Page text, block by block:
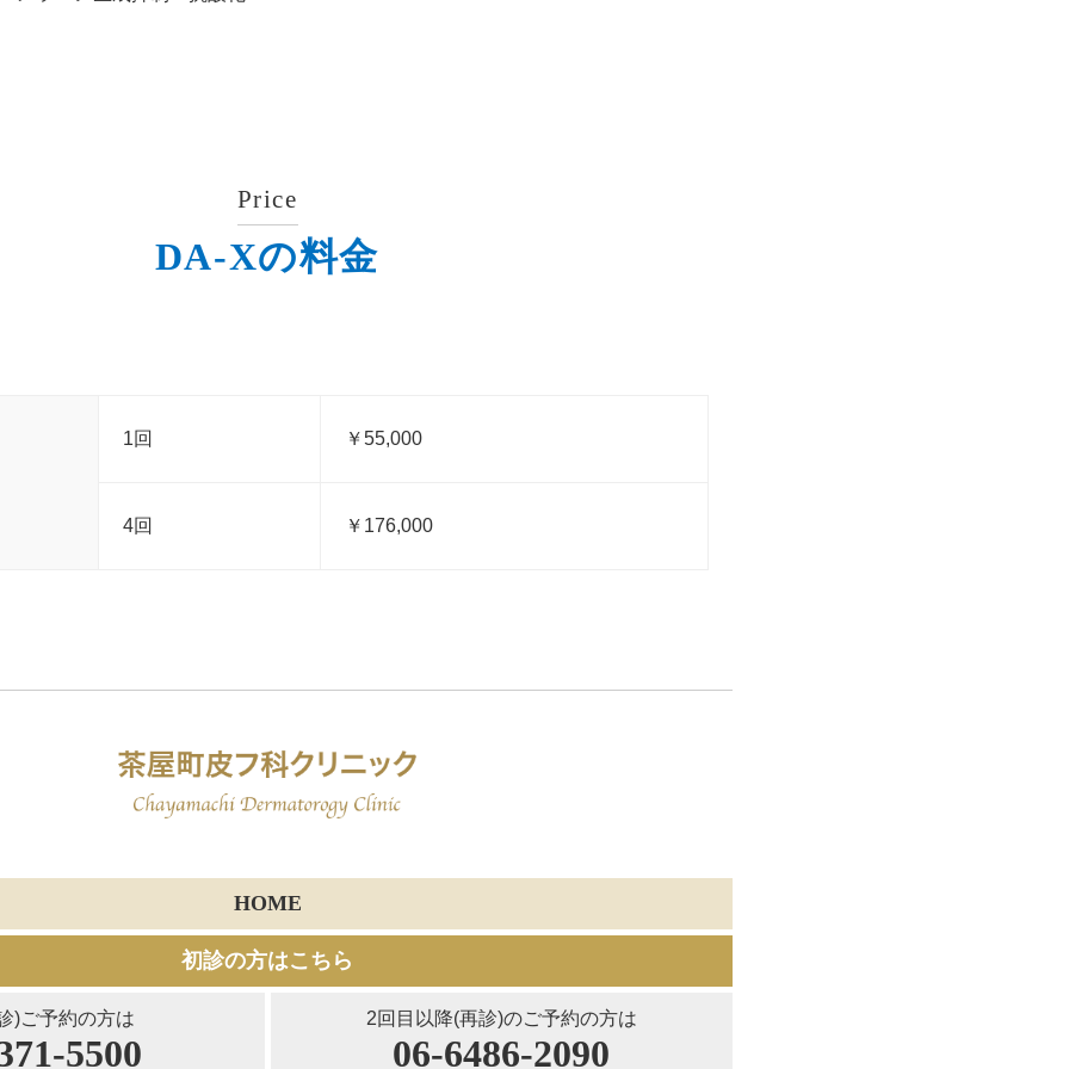
Price
DA-Xの料金
1回 ￥55,000
4回 ￥176,000
HOME
初診の方はこちら
)ご予約の方は
5500
2回目以降(再診)のご予約の方は
06-6486-2090